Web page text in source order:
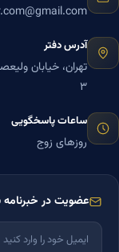
آدرس دفتر
۳
ساعات پاسخگویی
روزهای زوج
عضویت در خبرنامه